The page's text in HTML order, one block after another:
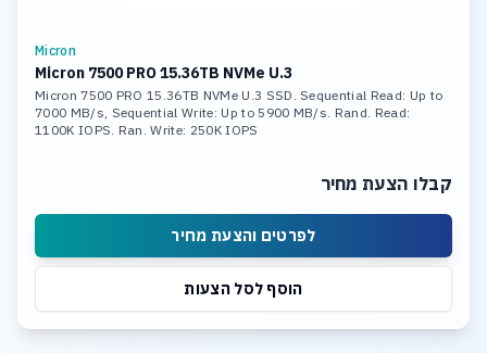
Micron
Micron 7500 PRO 15.36TB NVMe U.3
Micron 7500 PRO 15.36TB NVMe U.3 SSD. Sequential Read: Up to
7000 MB/s, Sequential Write: Up to 5900 MB/s. Rand. Read:
1100K IOPS. Ran. Write: 250K IOPS
קבלו הצעת מחיר
לפרטים והצעת מחיר
הוסף לסל הצעות